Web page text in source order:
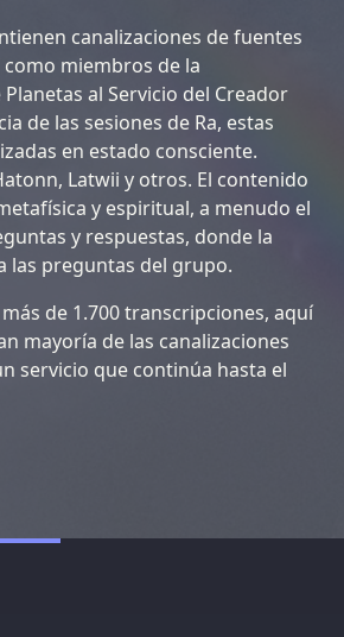
canalizaciones de fuentes
miembros de la
al Servicio del Creador
de las sesiones de Ra, estas
en estado consciente.
Latwii y otros. El contenido
y espiritual, a menudo el
y respuestas, donde la
las preguntas del grupo.
de 1.700 transcripciones, aquí
mayoría de las canalizaciones
servicio que continúa hasta el